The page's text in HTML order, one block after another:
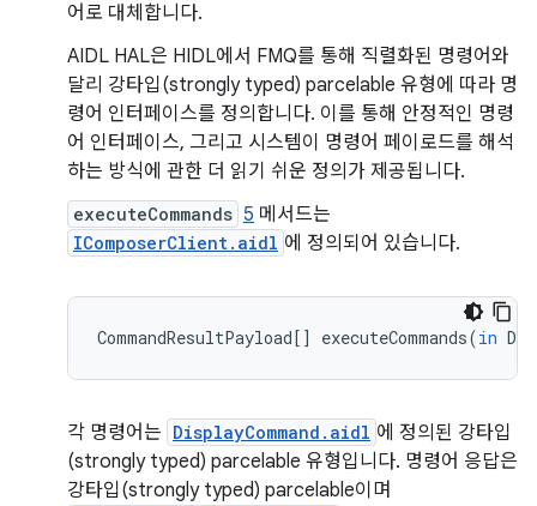
어로 대체합니다.
AIDL HAL은 HIDL에서 FMQ를 통해 직렬화된 명령어와
달리 강타입(strongly typed) parcelable 유형에 따라 명
령어 인터페이스를 정의합니다. 이를 통해 안정적인 명령
어 인터페이스, 그리고 시스템이 명령어 페이로드를 해석
하는 방식에 관한 더 읽기 쉬운 정의가 제공됩니다.
executeCommands 5 메서드는
IComposerClient.aidl 에 정의되어 있습니다.
CommandResultPayload[] executeCommands(in
각 명령어는 DisplayCommand.aidl 에 정의된 강타입
(strongly typed) parcelable 유형입니다. 명령어 응답은
강타입(strongly typed) parcelable이며